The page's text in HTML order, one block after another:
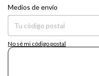
Entregas para el CP:
Medios de envío
No sé mi código postal